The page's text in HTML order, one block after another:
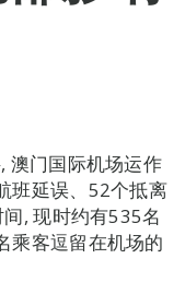
澳门国际机场运作
班延误、52个抵离
, 现时约有535名
乘客逗留在机场的